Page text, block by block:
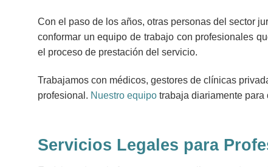
Con el paso de los años, otras personas del sector
conformar un equipo de trabajo con profesionales
el proceso de prestación del servicio.
Trabajamos con médicos, gestores de clínicas
profesional. Nuestro equipo trabaja diariamente para
Servicios Legales para